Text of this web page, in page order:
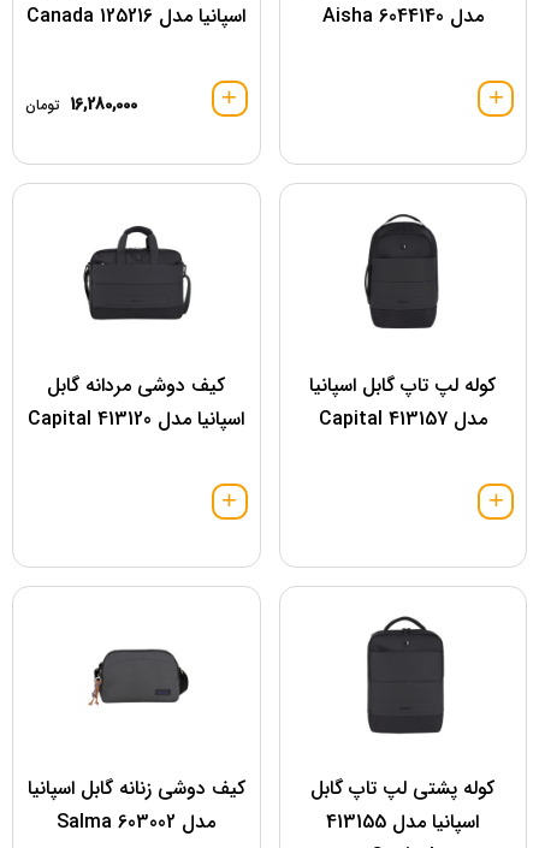
مدل 6044140 Aisha
اسپانیا مدل 125216 Canada
16,280,000 تومان
کوله لپ تاپ گابل اسپانیا
مدل 413157 Capital
کیف دوشی مردانه گابل
اسپانیا مدل 413120 Capital
کوله پشتی لپ تاپ گابل
اسپانیا مدل 413155
کیف دوشی زنانه گابل اسپانیا
مدل 603002 Salma